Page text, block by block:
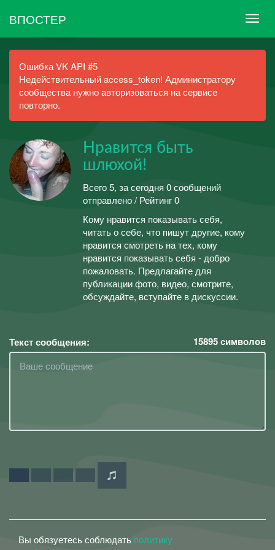
ВПОСТЕР
Ошибка VK API #5
Недействительный access_token! Администратору
сообщества нужно авторизоваться на сервисе
повторно.
Нравится быть
шлюхой!
Всего 5, за сегодня 0 сообщений
отправлено / Рейтинг 0
Кому нравится показывать себя,
читать о себе, что пишут другие, кому
нравится смотреть на тех, кому
нравится показывать себя - добро
пожаловать. Предлагайте для
публикации фото, видео, смотрите,
обсуждайте, вступайте в дискуссии.
Текст сообщения: 15895символов
Вы обязуетесь соблюдать политику